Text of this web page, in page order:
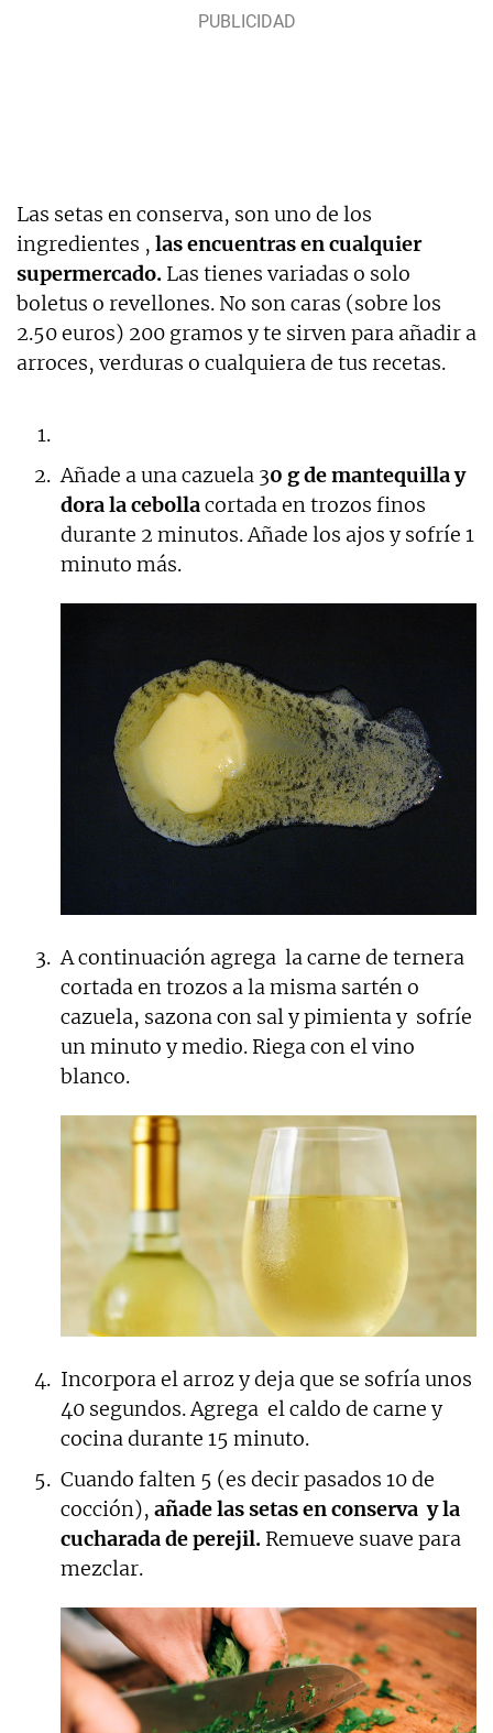
Las setas en conserva, son uno de los
ingredientes , las encuentras en cualquier
supermercado. Las tienes variadas o solo
boletus o revellones. No son caras (sobre los
2.50 euros) 200 gramos y te sirven para añadir a
arroces, verduras o cualquiera de tus recetas.
Añade a una cazuela 30 g de mantequilla y
dora la cebollacortada en trozos finos
durante 2 minutos. Añade los ajos y sofríe 1
minuto más.
A continuación agrega la carne de ternera
cortada en trozos a la misma sartén o
cazuela, sazona con sal y pimienta y sofríe
un minuto y medio. Riega con el vino
blanco.
Incorpora el arroz y deja que se sofría unos
40 segundos. Agrega el caldo de carne y
cocina durante 15 minuto.
Cuando falten 5 (es decir pasados 10 de
cocción), añade las setas en conserva y la
cucharada de perejil. Remueve suave para
mezclar.